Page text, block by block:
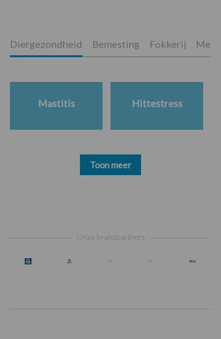
Diergezondheid Bemesting Fokkerij
Mastitis Hittestress
Toon meer
Onze brandpartners